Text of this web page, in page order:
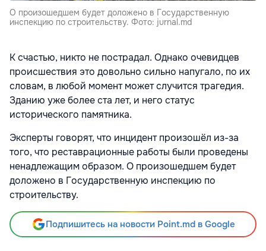
О произошедшем будет доложено в Государственную
инспекцию по строительству. Фото: jurnal.md
К счастью, никто не пострадал. Однако очевидцев
происшествия это довольно сильно напугало, по их
словам, в любой момент может случится трагедия.
Зданию уже более ста лет, и него статус
исторического памятника.
Эксперты говорят, что инцидент произошёл из-за
того, что реставрационные работы были проведены
ненадлежащим образом. О произошедшем будет
доложено в Государственную инспекцию по
строительству.
Подпишитесь на новости Point.md в Google